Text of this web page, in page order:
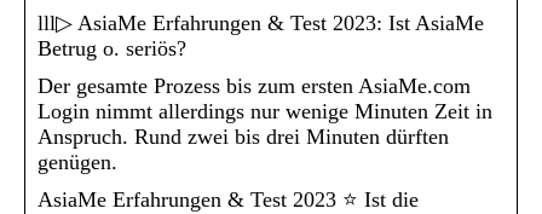
lll▷ AsiaMe Erfahrungen & Test 2023: Ist AsiaMe
Betrug o. seriös?
Der gesamte Prozess bis zum ersten AsiaMe.com
Login nimmt allerdings nur wenige Minuten Zeit in
Anspruch. Rund zwei bis drei Minuten dürften
genügen.
AsiaMe Erfahrungen & Test 2023 ⭐️ Ist die